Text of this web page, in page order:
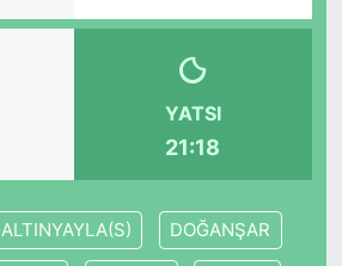
YATSI
21:18
ALTINYAYLA(S) DOĞANŞAR